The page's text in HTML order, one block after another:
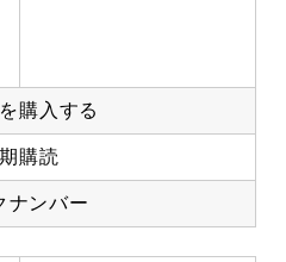
購入する
購読
ナンバー